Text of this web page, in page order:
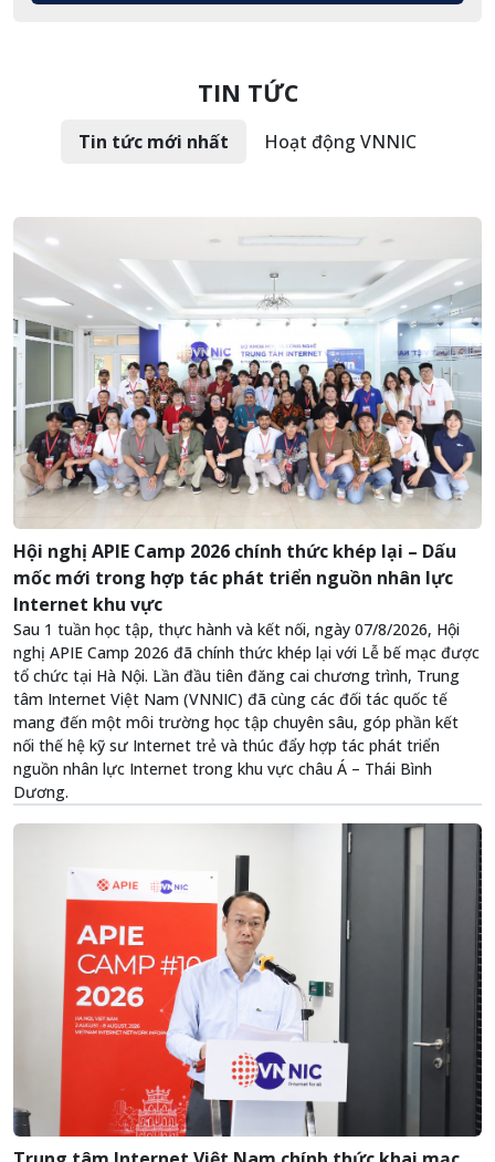
TIN TỨC
Tin tức mới nhất Hoạt động VNNIC
Hội nghị APIE Camp 2026 chính thức khép lại – Dấu
mốc mới trong hợp tác phát triển nguồn nhân lực
Internet khu vực
Sau 1 tuần học tập, thực hành và kết nối, ngày 07/8/2026, Hội
nghị APIE Camp 2026 đã chính thức khép lại với Lễ bế mạc được
tổ chức tại Hà Nội. Lần đầu tiên đăng cai chương trình, Trung
tâm Internet Việt Nam (VNNIC) đã cùng các đối tác quốc tế
mang đến một môi trường học tập chuyên sâu, góp phần kết
nối thế hệ kỹ sư Internet trẻ và thúc đẩy hợp tác phát triển
nguồn nhân lực Internet trong khu vực châu Á – Thái Bình
Dương.